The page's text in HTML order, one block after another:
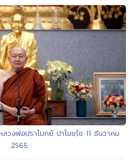
วงพ่อปราโมทย์ ปาโมชฺโช 11 ธันวาคม
2565